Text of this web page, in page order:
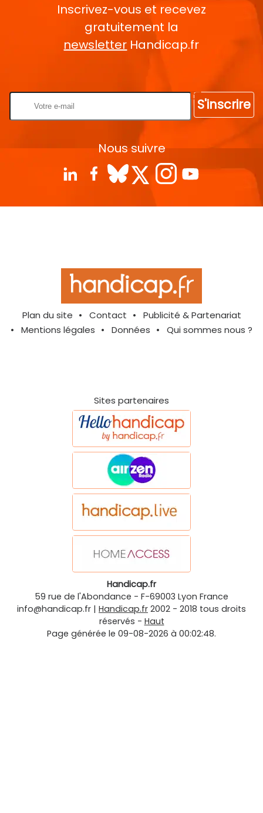
Inscrivez-vous et recevez
gratuitement la
newsletter Handicap.fr
S'inscrire
Nous suivre
Plan du site Contact
Publicité & Partenariat
Mentions légales
Données Qui sommes nous ?
Sites partenaires
Handicap.fr
59 rue de l'Abondance - F-69003 Lyon France
info@handicap.fr | Handicap.fr 2002 - 2018 tous droits
réservés - Haut
Page générée le 09-08-2026 à 00:02:48.